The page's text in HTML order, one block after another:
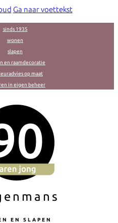
Ga naar voettekst
sinds 1935
wonen
slapen
en raamdecoratie
op maat
in eigen beheer
EN SLAPEN